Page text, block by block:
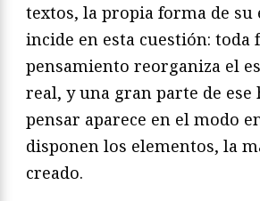
textos, la propia forma de su
incide en esta cuestión: toda
pensamiento reorganiza el
real, y una gran parte de ese
pensar aparece en el modo
disponen los elementos, la
creado.